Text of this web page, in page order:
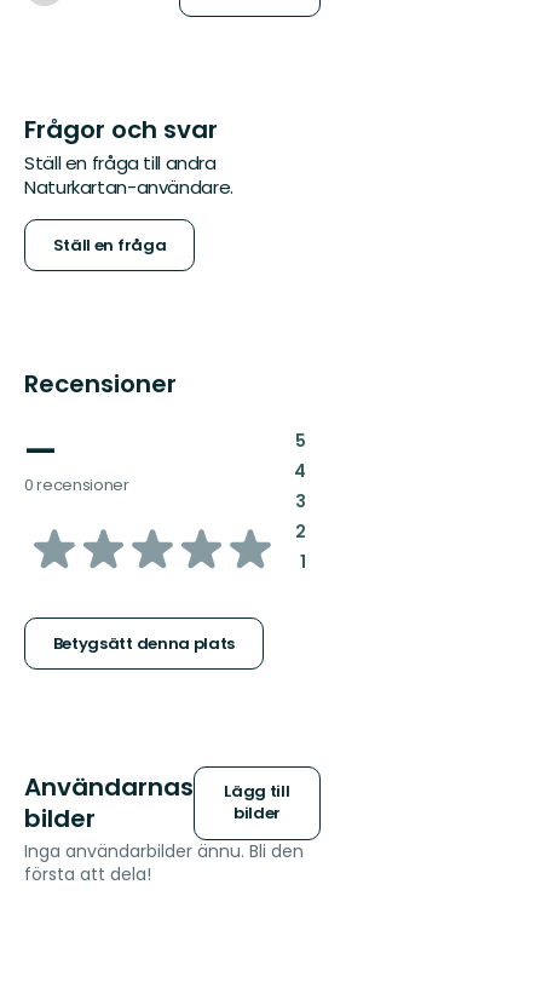
Frågor och svar
Ställ en fråga till andra
Naturkartan-användare.
Ställ en fråga
Recensioner
—
0 recensioner
av
stjärnor
Betygsätt denna plats
5:
4:
3:
2:
1:
Användarnas
bilder
Lägg till
bilder
Inga användarbilder ännu. Bli den
första att dela!